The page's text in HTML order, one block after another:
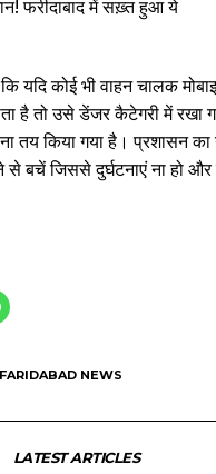
यदि कोई भी वाहन चालक
है तो उसे डेंजर कैटेगरी में रखा
तय किया गया है। प्रशासन
बचें जिससे दुर्घटनाएं ना हो और
FARIDABAD NEWS
LATEST ARTICLES